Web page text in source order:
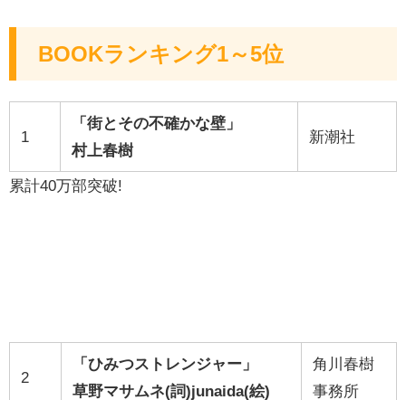
BOOKランキング1～5位
1
「街とその不確かな壁」
村上春樹
新潮社
累計40万部突破!
2
「ひみつストレンジャー」
草野マサムネ(詞)junaida(絵)
角川春樹
事務所